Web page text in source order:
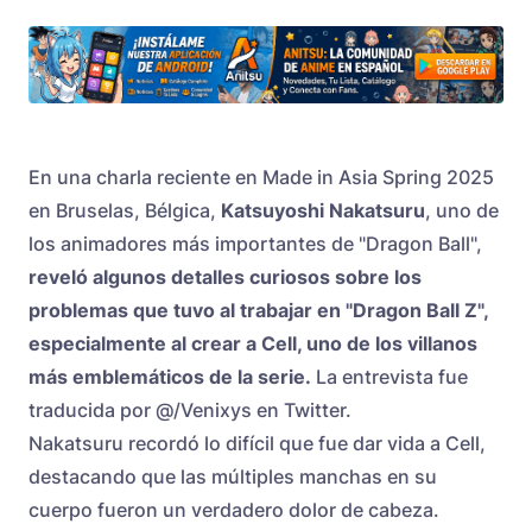
En una charla reciente en Made in Asia Spring 2025
en Bruselas, Bélgica, Katsuyoshi Nakatsuru, uno de
los animadores más importantes de "Dragon Ball",
reveló algunos detalles curiosos sobre los
problemas que tuvo al trabajar en "Dragon Ball Z",
especialmente al crear a Cell, uno de los villanos
más emblemáticos de la serie. La entrevista fue
traducida por @/Venixys en Twitter.
Nakatsuru recordó lo difícil que fue dar vida a Cell,
destacando que las múltiples manchas en su
cuerpo fueron un verdadero dolor de cabeza.